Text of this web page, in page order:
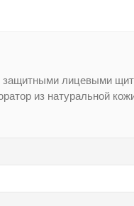
защитными лицевыми
из натуральной